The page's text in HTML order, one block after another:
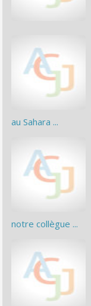
au Sahara ...
notre collègue ...